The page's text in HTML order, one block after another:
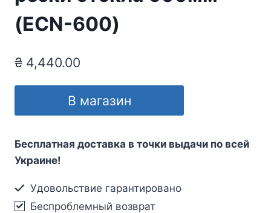
(ECN-600)
₴ 4,440.00
В магазин
Бесплатная доставка в точки выдачи по всей
Украине!
Удовольствие гарантировано
Беспроблемный возврат